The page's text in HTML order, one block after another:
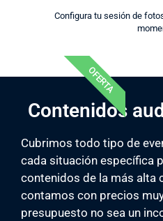
Configura tu sesión de
OFERTA
Contenidos
Cubrimos todo tipo de
cada situación específica
contenidos de la más alta
contamos con precios
presupuesto no sea un